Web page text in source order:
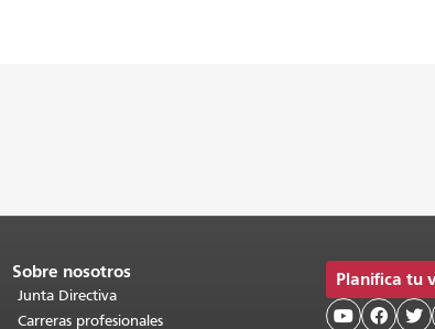
Sobre nosotros
Junta Directiva
Carreras profesionales
Planifica tu
  